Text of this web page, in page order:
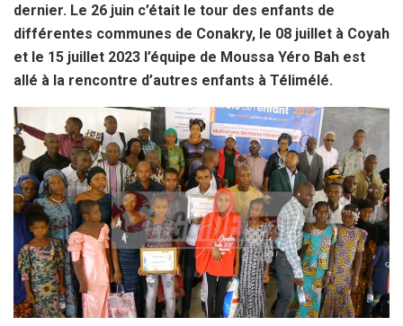
dernier. Le 26 juin c’était le tour des enfants de
différentes communes de Conakry, le 08 juillet à Coyah
et le 15 juillet 2023 l’équipe de Moussa Yéro Bah est
allé à la rencontre d’autres enfants à Télimélé.